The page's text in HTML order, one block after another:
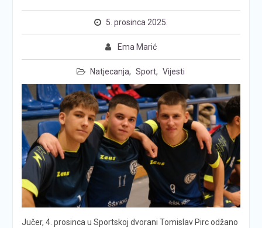
5. prosinca 2025.
Ema Marić
Natjecanja, Sport, Vijesti
Jučer, 4. prosinca u Sportskoj dvorani Tomislav Pirc odžano